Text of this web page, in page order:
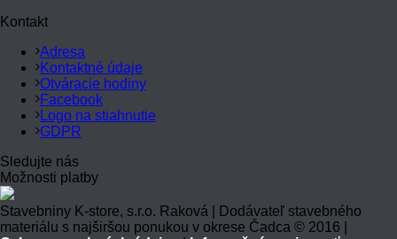
Kontakt
Adresa
Kontaktné údaje
Otváracie hodiny
Facebook
Logo na stiahnutie
GDPR
Sledujte nás
Možnosti platby
Stavebniny K-store, s.r.o. Raková | Dodávateľ stavebného
materiálu s najširšou ponukou v okrese Čadca © 2016 |